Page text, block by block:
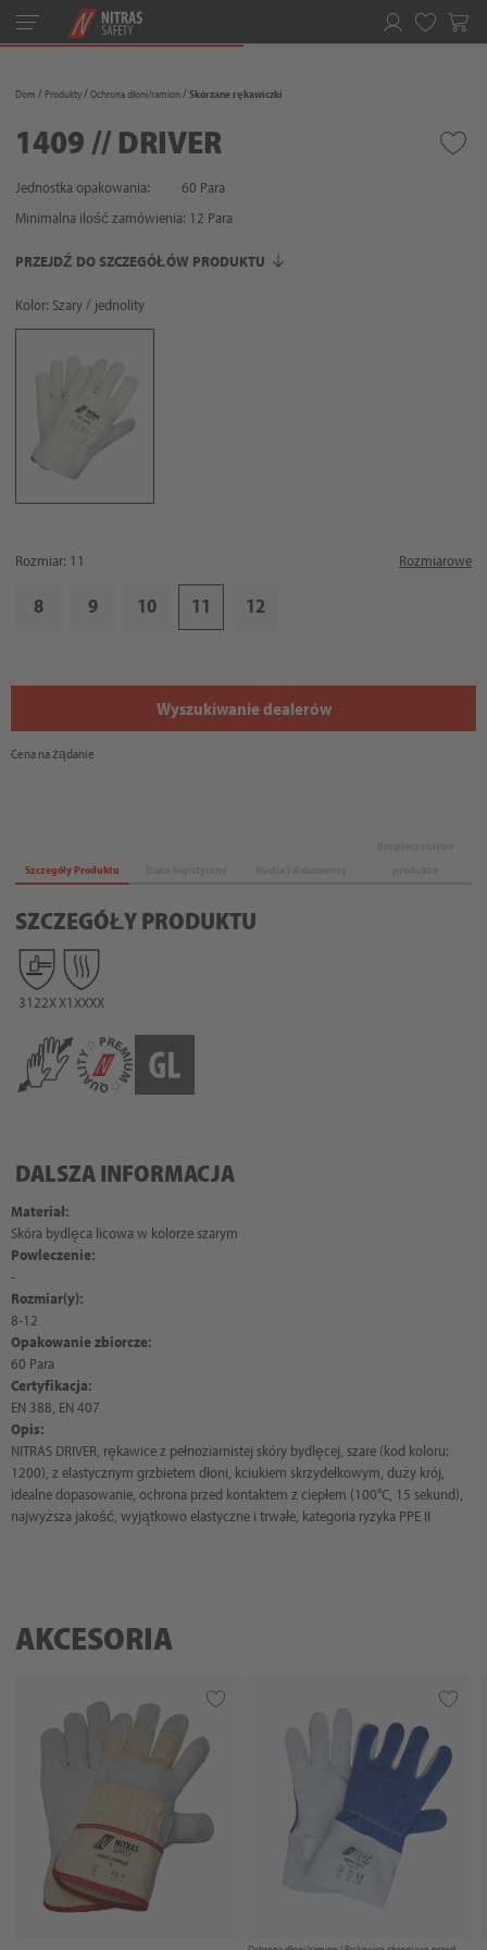
Toggle
navigation
Dom Produkty Ochrona dłoni/ramion Skórzane rękawiczki
1409 // DRIVER
Jednostka opakowania:
60 Para
Minimalna ilość zamówienia: 12 Para
PRZEJDŹ DO SZCZEGÓŁÓW PRODUKTU
Kolor: Szary / jednolity
Rozmiar: 11 Rozmiarowe
8 9 10 11 12
Wyszukiwanie dealerów
Cena na żądanie
Szczegóły Produktu
SZCZEGÓŁY PRODUKTU
3122XX1XXXX
DALSZA INFORMACJA
Materiał:
Skóra bydlęca licowa w kolorze szarym
Powleczenie:
-
Rozmiar(y):
8-12
Opakowanie zbiorcze:
60 Para
Certyfikacja:
EN 388, EN 407
Opis:
NITRAS DRIVER, rękawice z pełnoziarnistej skóry bydlęcej, szare (kod koloru:
1200), z elastycznym grzbietem dłoni, kciukiem skrzydełkowym, duży krój,
idealne dopasowanie, ochrona przed kontaktem z ciepłem (100°C, 15 sekund),
najwyższa jakość, wyjątkowo elastyczne i trwałe, kategoria ryzyka PPE II
AKCESORIA